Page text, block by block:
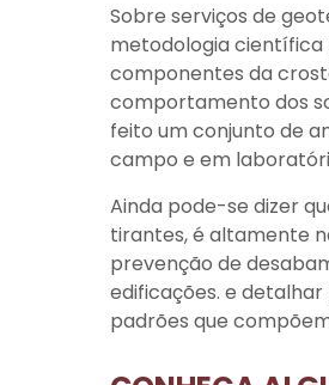
Sobre serviços de
metodologia
componentes da
comportamento dos
feito um conjunto de
campo e em
Ainda pode-se dizer
tirantes, é altamente
prevenção de
edificações. e
padrões que